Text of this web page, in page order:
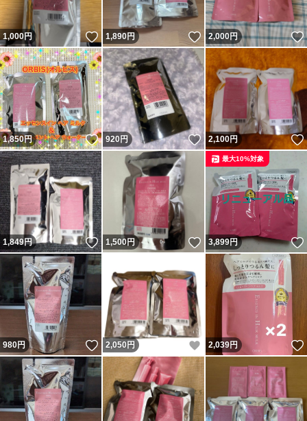
1,000円 いいね！
1,890円 いいね！
2,000円
1,850円 いいね！
920円 いいね！
2,100円
1,849円 いいね！
1,500円 いいね！
3,899円
最大10%対象
980円 いいね！
2,050 円 いいね！
2,039円